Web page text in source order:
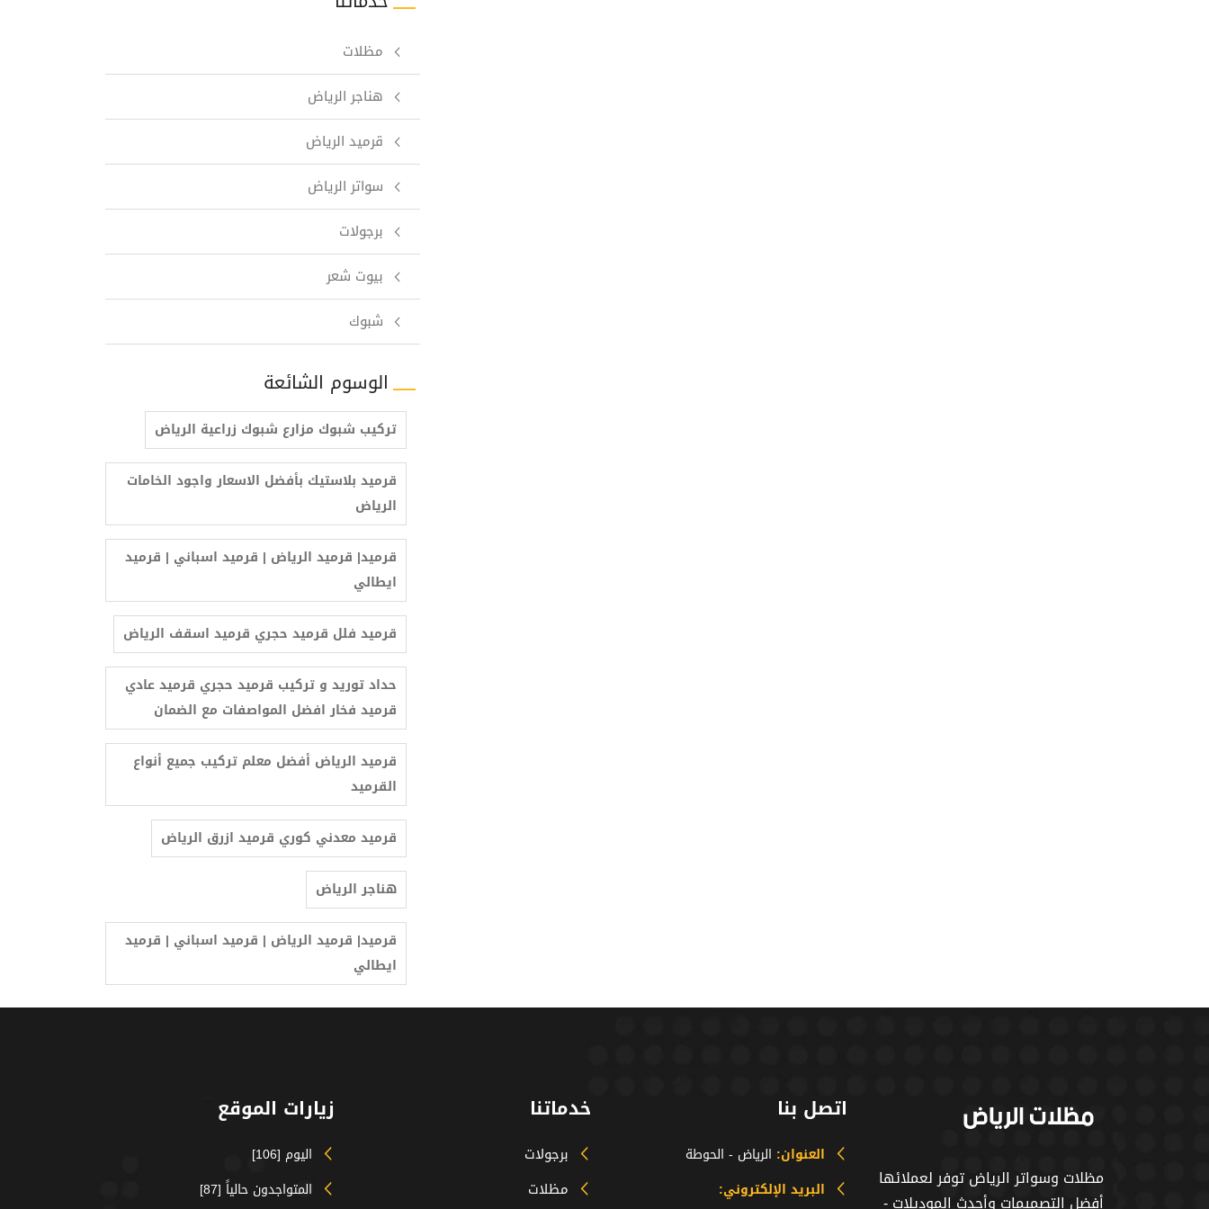
مظلات
هناجر الرياض
قرميد الرياض
سواتر الرياض
برجولات
بيوت شعر
شبوك
الوسوم الشائعة
تركيب شبوك مزارع شبوك زراعية الرياض
قرميد بلاستيك بأفضل الاسعار واجود الخامات
الرياض
‫قرميد| قرميد الرياض | قرميد اسباني | قرميد
ايطالي
قرميد فلل قرميد حجري قرميد اسقف الرياض
حداد توريد و تركيب قرميد حجري قرميد عادي
قرميد فخار افضل المواصفات مع الضمان
‫قرميد الرياض أفضل معلم تركيب جميع أنواع
قرميد معدني كوري قرميد ازرق الرياض
هناجر الرياض
‫قرميد| قرميد الرياض | قرميد اسباني | قرميد
ايطالي
مظلات وسواتر الرياض توفر لعملائها
أفضل التصميمات وأحدث الموديلات -
اتصل بنا
العنوان: الرياض - الحوطة
البريد الإلكتروني:
خدماتنا
برجولات
مظلات
زيارات الموقع
اليوم [106]
المتواجدون حالياً [87]